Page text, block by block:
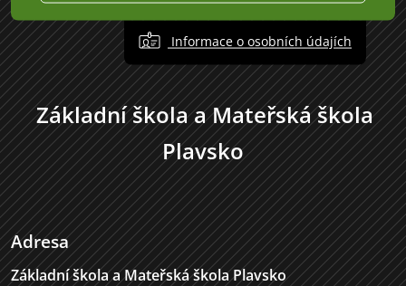
Informace o osobních údajích
Základní škola a Mateřská škola
Plavsko
Adresa
Základní škola a Mateřská škola Plavsko